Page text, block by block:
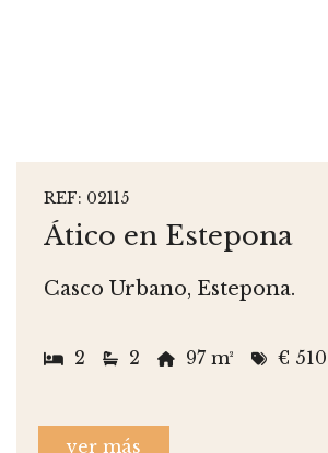
REF: 02115
Ático en Estepona
Casco Urbano, Estepona.
2 2 97 m² €
ver más